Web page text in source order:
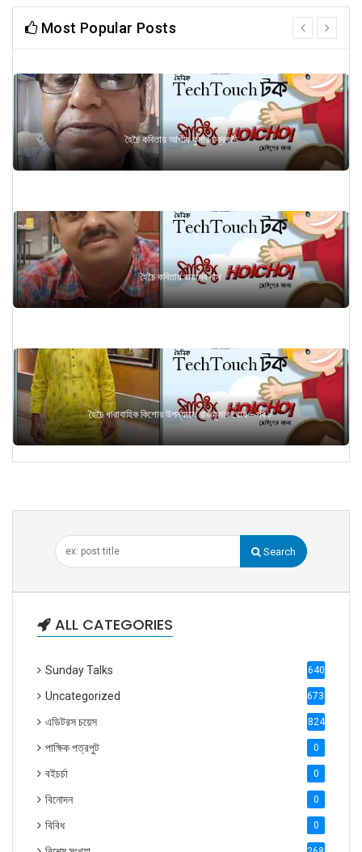
Most Popular Posts
হৈচৈ কবিতায় আশীষ কুমার চক্রবর্তী
হৈচৈ কবিতায় জয়দেব দাস
হৈচৈ ধারাবাহিক কিশোর উপন্যাসে রাজকুমার ঘোষ - পর্ব ৮
prev
Search
ALL CATEGORIES
Sunday Talks 640
Uncategorized 6738
এডিটরস চয়েস 824
পাক্ষিক পত্রপুট 0
বইচর্চা 0
বিনোদন 0
বিবিধ 0